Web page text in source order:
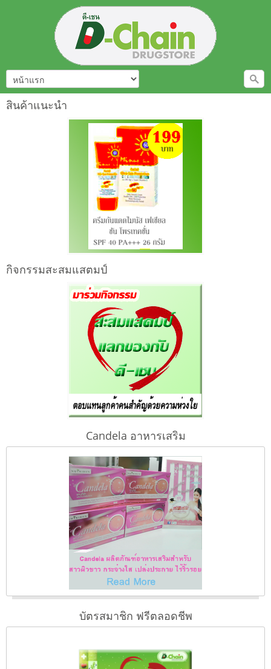
สินค้าแนะนำ
กิจกรรมสะสมแสตมป์
Candela อาหารเสริม
บัตรสมาชิก ฟรีตลอดชีพ